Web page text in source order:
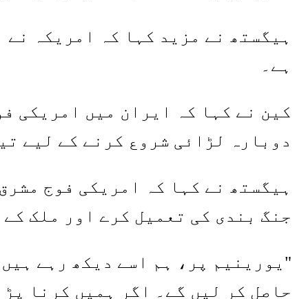
ہے۔
کین نے کہا کہ ایران میں امریکی
دوبارہ لڑائی شروع کرنے کے لیے
ہیگستھ نے کہا کہ امریکی فوج
جنگ بندی کی تعمیل کرے اور ملک
"یورینیم پر، ہم اسے دیکھ رہے
حاصل کر لیں گے۔ اگر ہمیں کرنا